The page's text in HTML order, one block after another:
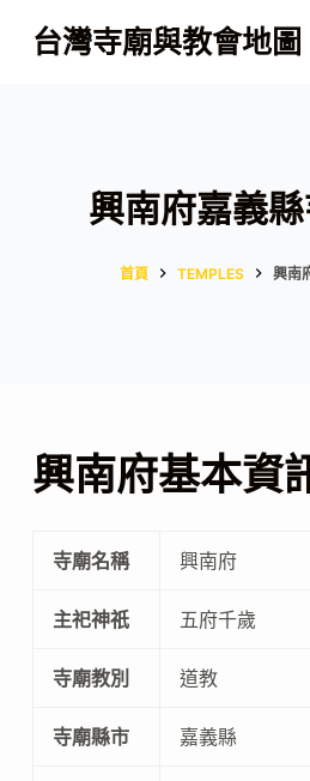
跳
至
台灣寺廟與教會地圖
興南府嘉義
首頁 TEMPLES 興南
興南府基本資
寺廟名稱 興南府
主祀神祇 五府千歲
寺廟教別 道教
寺廟縣市 嘉義縣